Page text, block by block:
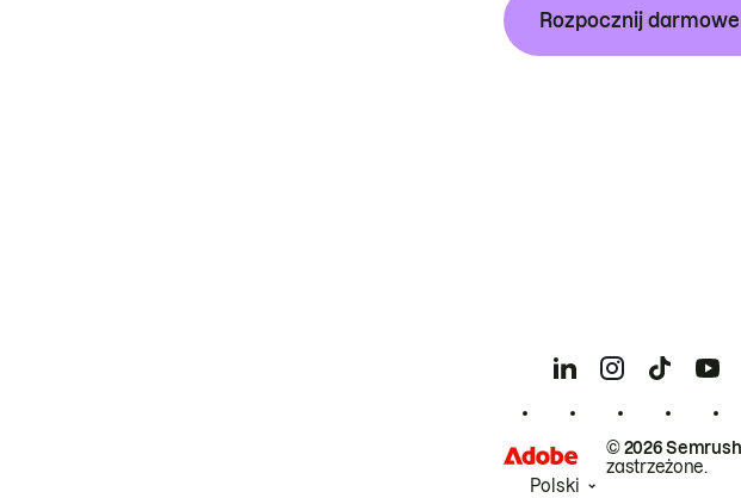
Rozpocznij
© 2026
zastrzeżone.
Polski